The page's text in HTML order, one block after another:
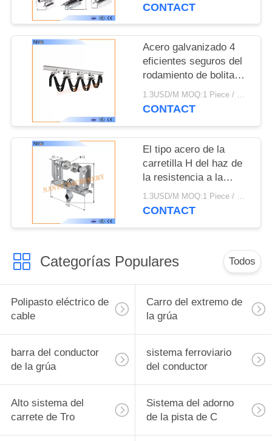
CONTACT
Acero galvanizado 4
eficientes seguros del
rodamiento de bolitas
de la carretilla del haz
de la rueda I 3.85kg
1.3USD/M MOQ:1 Piece / Pieces
CONTACT
El tipo acero de la
carretilla H del haz de
la resistencia a la
corrosión I cerca las
carretillas 150m/min
1.3USD/M MOQ:1 Piece / Pieces
CONTACT
Categorías Populares Todos
Polipasto eléctrico de
cable
Carro del extremo de
la grúa
barra del conductor
de la grúa
sistema ferroviario
del conductor
Alto sistema del
carrete de Tro
Sistema del adorno
de la pista de C